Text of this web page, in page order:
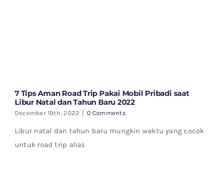
7 Tips Aman Road Trip Pakai Mobil Pribadi saat
Libur Natal dan Tahun Baru 2022
December 19th, 2022 | 0 Comments
Libur natal dan tahun baru mungkin waktu yang cocok
untuk road trip alias